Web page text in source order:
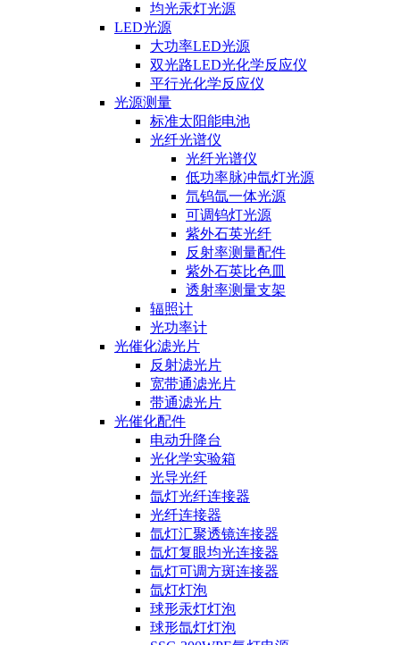
均光汞灯光源
LED光源
大功率LED光源
双光路LED光化学反应仪
平行光化学反应仪
光源测量
标准太阳能电池
光纤光谱仪
光纤光谱仪
低功率脉冲氙灯光源
氘钨氙一体光源
可调钨灯光源
紫外石英光纤
反射率测量配件
紫外石英比色皿
透射率测量支架
辐照计
光功率计
光催化滤光片
反射滤光片
宽带通滤光片
带通滤光片
光催化配件
电动升降台
光化学实验箱
光导光纤
氙灯光纤连接器
光纤连接器
氙灯汇聚透镜连接器
氙灯复眼均光连接器
氙灯可调方斑连接器
氙灯灯泡
球形汞灯灯泡
球形氙灯灯泡